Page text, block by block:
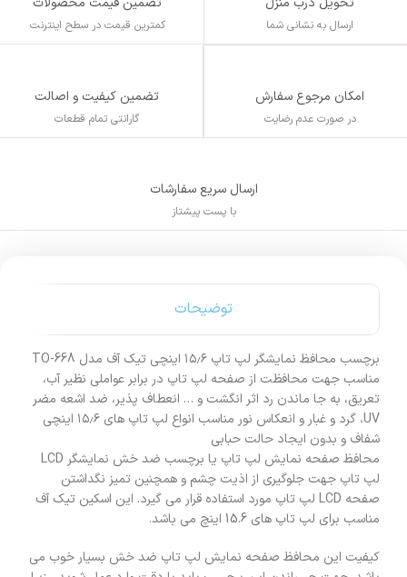
ارسال به نشانی شما کمترین قیمت در سطح اینترنت
امکان مرجوع سفارش
در صورت عدم رضایت
تضمین کیفیت و اصالت
گارانتی تمام قطعات
ارسال سریع سفارشات
با پست پیشتاز
توضیحات
برچسب محافظ نمایشگر لپ تاپ ۱۵٫۶ اینچی تیک آف مدل TO-668
مناسب جهت محافظت از صفحه لپ تاپ در برابر عواملی نظیر آب،
تعریق، به جا ماندن رد اثر انگشت و … انعطاف پذیر، ضد اشعه مضر
UV، گرد و غبار و انعکاس نور مناسب انواع لپ تاپ های ۱۵٫۶ اینچی
شفاف و بدون ایجاد حالت حبابی
محافظ صفحه نمایش لپ تاپ یا برچسب ضد خش نمایشگر LCD
لپ تاپ جهت جلوگیری از اذیت چشم و همچنین تمیز نگداشتن
صفحه LCD لپ تاپ مورد استفاده قرار می گیرد. این اسکین تیک آف
مناسب برای لپ تاپ های 15.6 اینچ می باشد.
کیفیت این محافظ صفحه نمایش لپ تاپ ضد خش بسیار خوب می